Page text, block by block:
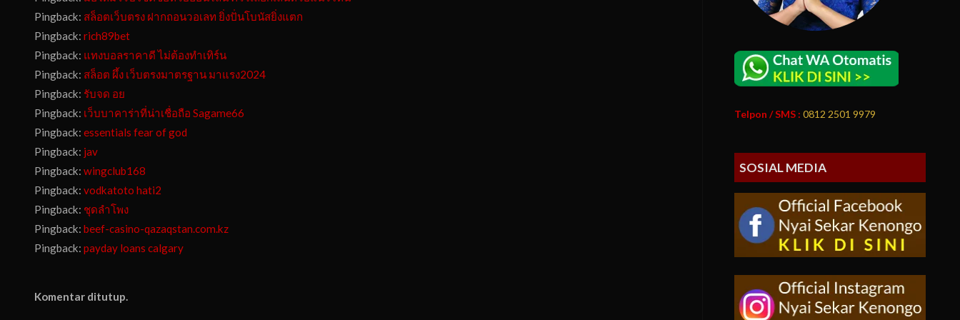
Pingback: สล็อตเว็บตรง ฝากถอนวอเลท ยิ่งปั่นโบนัสยิ่งแตก
Pingback: rich89bet
Pingback: แทงบอลราคาดี ไม่ต้องทำเทิร์น
Pingback: สล็อต ผึ้ง เว็บตรงมาตรฐาน มาแรง2024
Pingback: รับจด อย
Pingback: เว็บบาคาร่าที่น่าเชื่อถือ Sagame66
Pingback: essentials fear of god
Pingback: jav
Pingback: wingclub168
Pingback: vodkatoto hati2
Pingback: ชุดลำโพง
Pingback: beef-casino-qazaqstan.com.kz
Pingback: payday loans calgary
Komentar ditutup.
Telpon / SMS : 0812 2501 9979
SOSIAL MEDIA